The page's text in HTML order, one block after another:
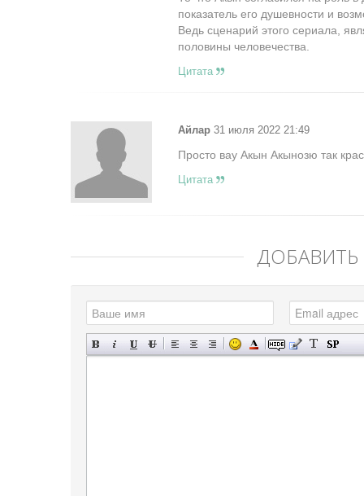
показатель его душевности и
Ведь сценарий этого сериала,
половины человечества.
Цитата
Айлар31 июля 2022 21:49
Просто вау Акын Акынозю так
Цитата